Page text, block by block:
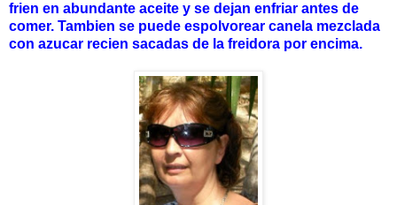
frien en abundante aceite y se dejan enfriar antes de
comer. Tambien se puede espolvorear canela mezclada
con azucar recien sacadas de la freidora por encima.